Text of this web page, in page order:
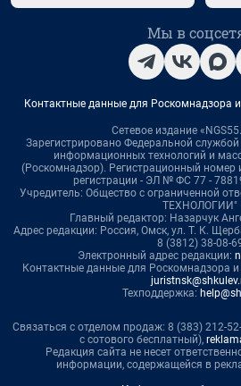
Мы в
Контактные данные для Роскомнадзора
Сетевое издание
Зарегистрировано Федеральной
информационных технологий и
(Роскомнадзор). Регистрационный номер
регистрации - ЭЛ № ФС 77 -
Учредитель: Общество с ограниченной
ТЕХНОЛОГИИ"
Главный редактор: Назарчук
Адрес редакции: Россия, Омск, ул. Т. К.
8 (3812) 38-08-
Электронный адрес редакции:
Контактные данные для Роскомнадзора и
Техподдержка:
Связаться с отделом продаж: 8 (383) 212-
с сотового бесплатный),
Редакция сайта не несет
информации, содержащейся в